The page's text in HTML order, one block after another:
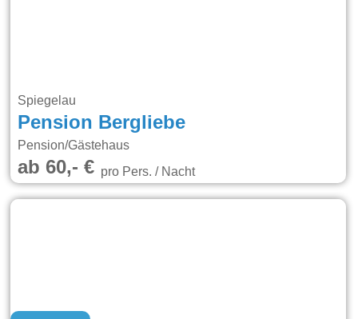
Spiegelau
Pension Bergliebe
Pension/Gästehaus
ab 60,- €pro Pers. / Nacht